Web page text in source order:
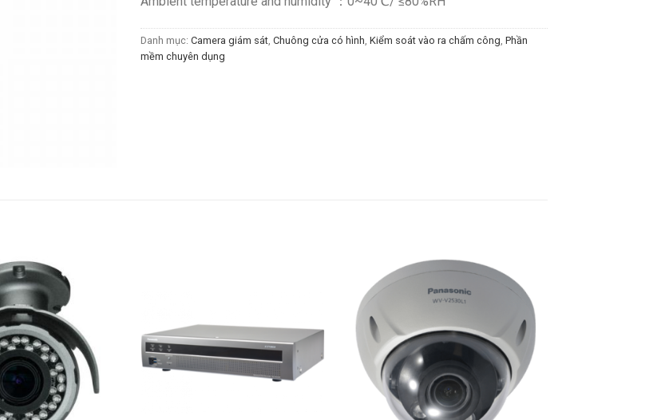
Danh mục: Camera giám sát, Chuông cửa có hình, Kiểm soát vào ra chấm công, Phần
mềm chuyên dụng